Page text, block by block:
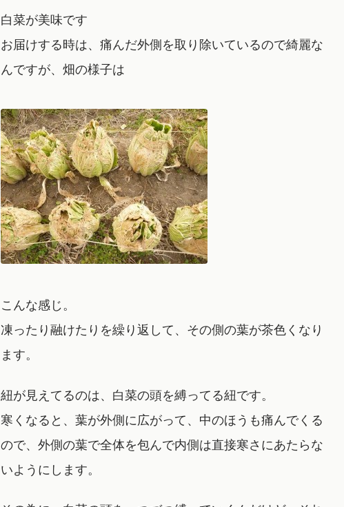
白菜が美味です
お届けする時は、痛んだ外側を取り除いているので綺麗な
んですが、畑の様子は
こんな感じ。
凍ったり融けたりを繰り返して、その側の葉が茶色くなり
ます。
紐が見えてるのは、白菜の頭を縛ってる紐です。
寒くなると、葉が外側に広がって、中のほうも痛んでくる
ので、外側の葉で全体を包んで内側は直接寒さにあたらな
いようにします。